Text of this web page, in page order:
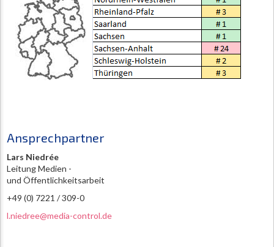
Ansprechpartner
Lars Niedrée
Leitung Medien -
und Öffentlichkeitsarbeit
+49 (0) 7221 / 309-0
l.niedree@media-control.de